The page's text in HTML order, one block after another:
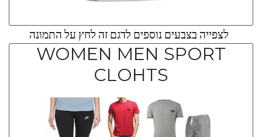
לצפייה בצבעים נוספים לדגם זה לחץ על התמונה
WOMEN MEN SPORT
CLOHTS